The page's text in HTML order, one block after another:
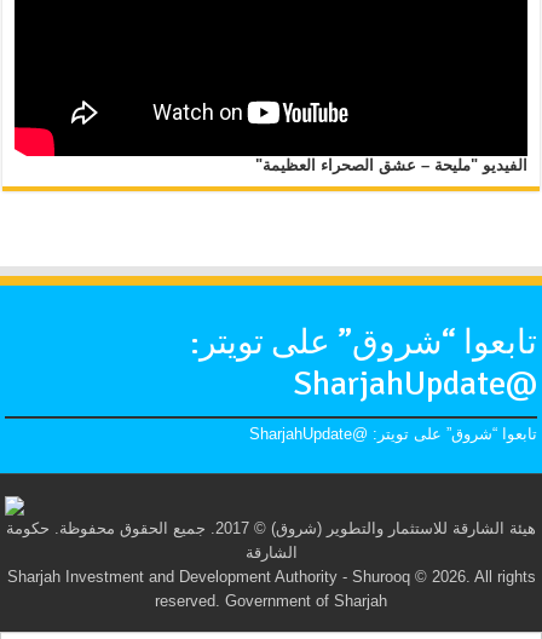
الفيديو "مليحة – عشق الصحراء العظيمة"
تابعوا “شروق” على تويتر:
@SharjahUpdate
تابعوا “شروق” على تويتر: @SharjahUpdate
هيئة الشارقة للاستثمار والتطوير (شروق) © 2017. جميع الحقوق محفوظة. حكومة
الشارقة
Sharjah Investment and Development Authority - Shurooq © 2026. All rights
reserved. Government of Sharjah